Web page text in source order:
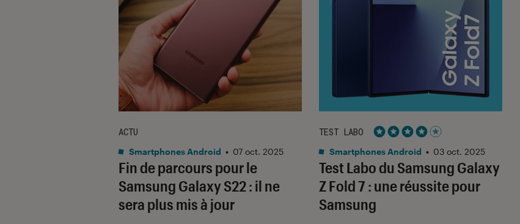
Fin de parcours pour le
Samsung Galaxy S22 : il ne
sera plus mis à jour
ACTU
Smartphones Android • 07 oct. 2025
Test Labo du Samsung Galaxy
Z Fold 7 : une réussite pour
Samsung
TEST LABO
Noté 4 étoiles sur 5
Smartphones Android • 03 oct. 2025